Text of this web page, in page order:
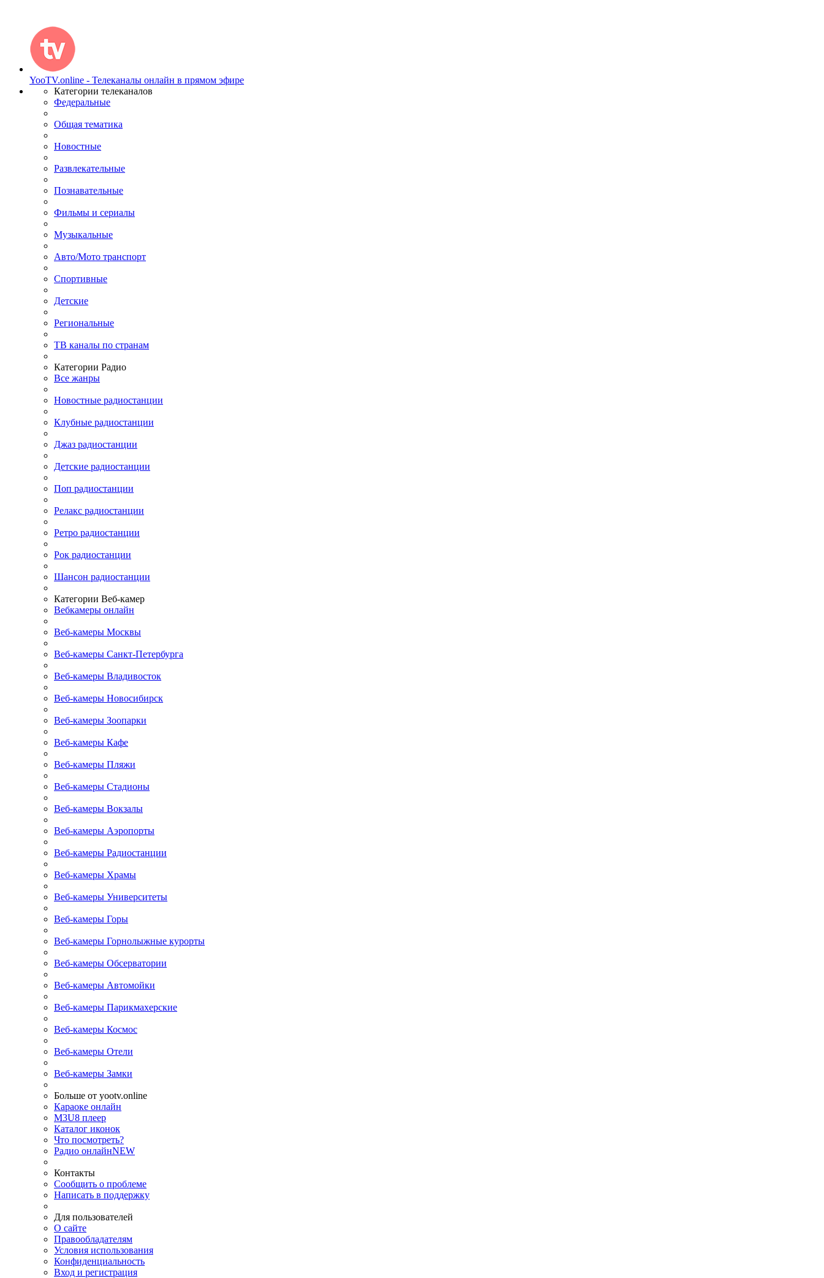
YooTV.online - Телеканалы онлайн в прямом эфире
Категории телеканалов
Федеральные
Общая тематика
Новостные
Развлекательные
Познавательные
Фильмы и сериалы
Музыкальные
Авто/Мото транспорт
Спортивные
Детские
Региональные
ТВ каналы по странам
Категории Радио
Все жанры
Новостные радиостанции
Клубные радиостанции
Джаз радиостанции
Детские радиостанции
Поп радиостанции
Релакс радиостанции
Ретро радиостанции
Рок радиостанции
Шансон радиостанции
Категории Веб-камер
Вебкамеры онлайн
Веб-камеры Москвы
Веб-камеры Санкт-Петербурга
Веб-камеры Владивосток
Веб-камеры Новосибирск
Веб-камеры Зоопарки
Веб-камеры Кафе
Веб-камеры Пляжи
Веб-камеры Стадионы
Веб-камеры Вокзалы
Веб-камеры Аэропорты
Веб-камеры Радиостанции
Веб-камеры Храмы
Веб-камеры Университеты
Веб-камеры Горы
Веб-камеры Горнолыжные курорты
Веб-камеры Обсерватории
Веб-камеры Автомойки
Веб-камеры Парикмахерские
Веб-камеры Космос
Веб-камеры Отели
Веб-камеры Замки
Больше от yootv.online
Караоке онлайн
M3U8 плеер
Каталог иконок
Что посмотреть?
Радио онлайнNEW
Контакты
Сообщить о проблеме
Написать в поддержку
Для пользователей
О сайте
Правообладателям
Условия использования
Конфиденциальность
Вход и регистрация